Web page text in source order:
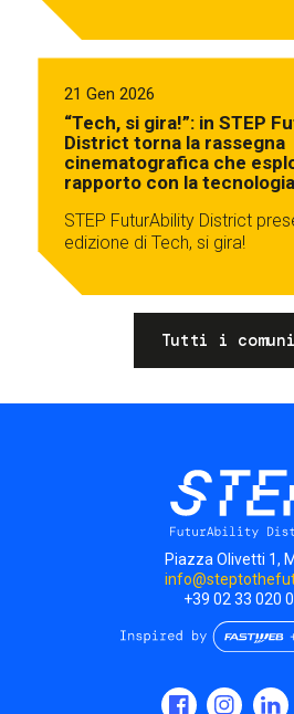
21 Gen 2026
“Tech, si gira!”: in STEP
District torna la rassegna
cinematografica che
rapporto con la
STEP FuturAbility District
edizione di Tech, si gira!
Tutti i
Piazza Olivetti 1,
+39 02 33 020